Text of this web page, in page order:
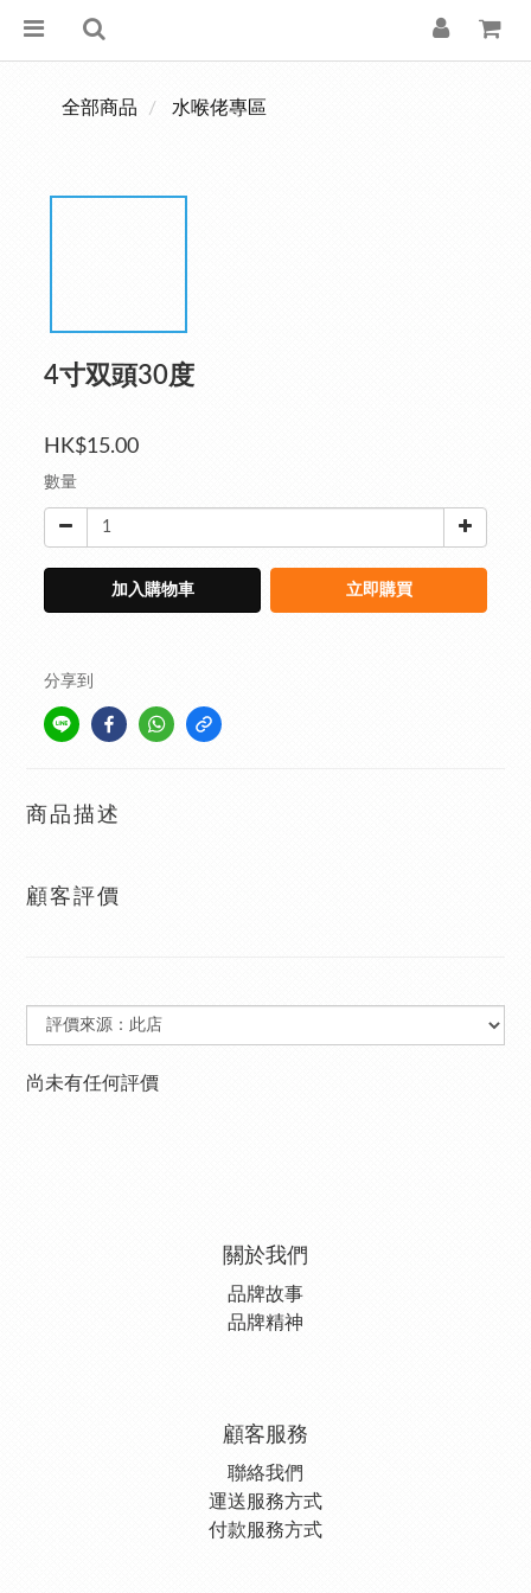
全部商品 水喉佬專區
4寸双頭30度
HK$15.00
數量
加入購物車 立即購買
分享到
商品描述
顧客評價
尚未有任何評價
關於我們
品牌故事
品牌精神
顧客服務
聯絡我們
運送服務方式
付款服務方式